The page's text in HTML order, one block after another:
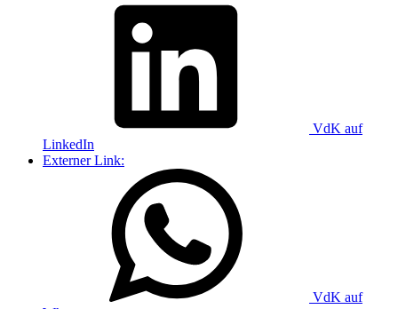
VdK auf
LinkedIn
Externer Link:
VdK auf